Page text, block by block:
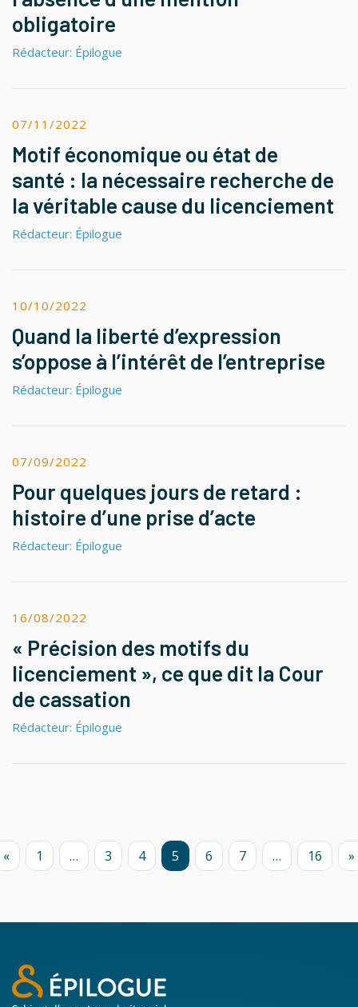
obligatoire
Rédacteur: Épilogue
07/11/2022
Motif économique ou état de
santé : la nécessaire recherche de
la véritable cause du licenciement
Rédacteur: Épilogue
10/10/2022
Quand la liberté d’expression
s’oppose à l’intérêt de l’entreprise
Rédacteur: Épilogue
07/09/2022
Pour quelques jours de retard :
histoire d’une prise d’acte
Rédacteur: Épilogue
16/08/2022
« Précision des motifs du
licenciement », ce que dit la Cour
de cassation
Rédacteur: Épilogue
« 1 … 3 4 5 6 7 … 16 »